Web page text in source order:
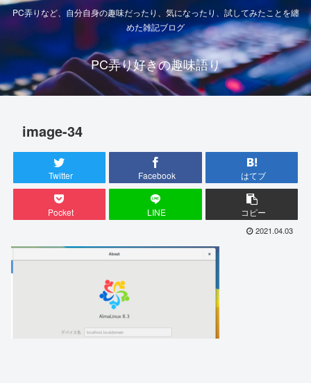
PC弄りなど、自分自身の趣味だったり、気になったり、試してみたことを纏
めた雑記ブログ
PC弄り好きの趣味語り
image-34
Twitter Facebook はてブ
Pocket LINE コピー
2021.04.03